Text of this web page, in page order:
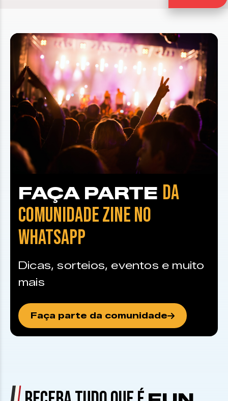
FAÇA PARTE DA
COMUNIDADE ZINE NO
WHATSAPP
Dicas, sorteios, eventos e muito
mais
Faça parte da comunidade